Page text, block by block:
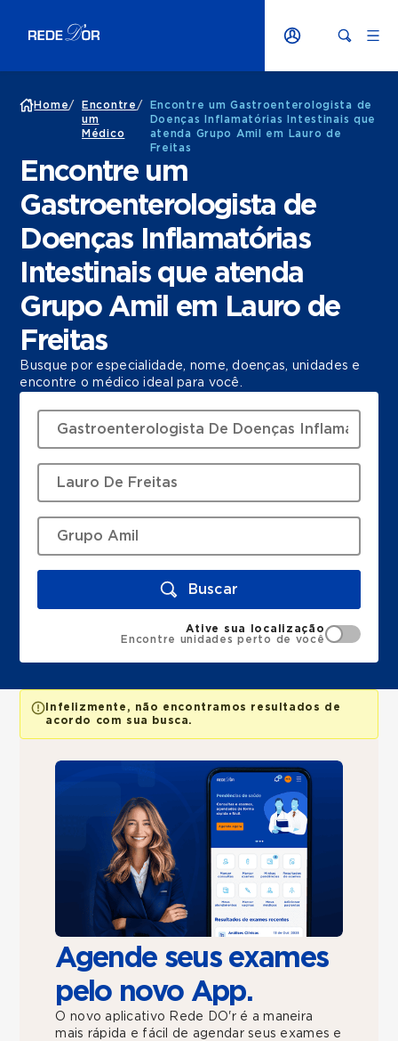
Home/
Encontre
um
Médico
/
Encontre um Gastroenterologista de
Doenças Inflamatórias Intestinais que
atenda Grupo Amil em Lauro de
Freitas
Encontre um
Gastroenterologista de
Doenças Inflamatórias
Intestinais que atenda
Grupo Amil em Lauro de
Freitas
Busque por especialidade, nome, doenças, unidades e
encontre o médico ideal para você.
Buscar
Ative sua localização
Encontre unidades perto de você
Infelizmente, não encontramos resultados de
acordo com sua busca.
Agende seus exames
pelo novo App.
O novo aplicativo Rede DO'r é a maneira
mais rápida e fácil de agendar seus exames e